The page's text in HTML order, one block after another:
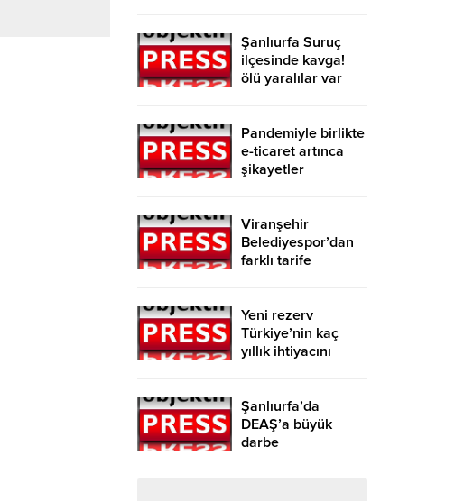
Şanlıurfa Suruç
ilçesinde kavga!
ölü yaralılar var
Pandemiyle birlikte
e-ticaret artınca
şikayetler
Viranşehir
Belediyespor’dan
farklı tarife
Yeni rezerv
Türkiye’nin kaç
yıllık ihtiyacını
Şanlıurfa’da
DEAŞ’a büyük
darbe